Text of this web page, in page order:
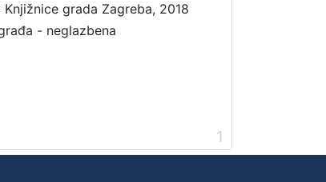
Knjižnice grada Zagreba, 2018
- neglazbena
1